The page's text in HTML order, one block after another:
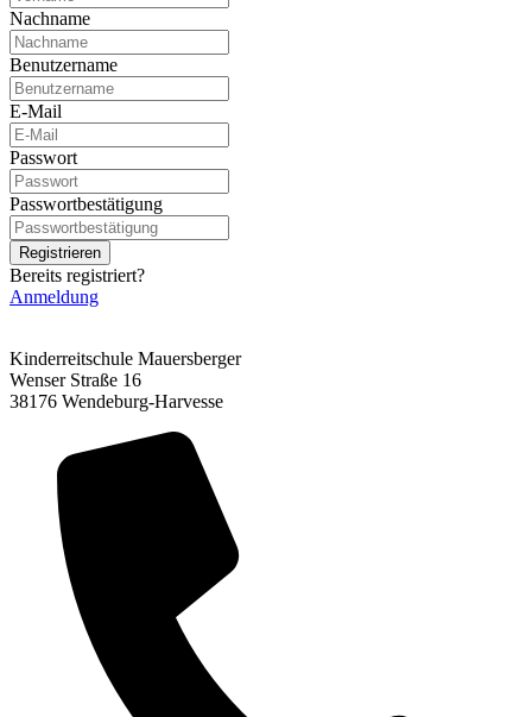
Nachname
Benutzername
E-Mail
Passwort
Passwortbestätigung
Registrieren
Bereits registriert?
Anmeldung
Kinderreitschule Mauersberger
Wenser Straße 16
38176 Wendeburg-Harvesse